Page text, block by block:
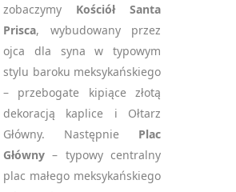
zobaczymy Kościół Santa
Prisca, wybudowany przez
ojca dla syna w typowym
stylu baroku meksykańskiego
– przebogate kipiące złotą
dekoracją kaplice i Ołtarz
Główny. Następnie Plac
Główny – typowy centralny
plac małego meksykańskiego